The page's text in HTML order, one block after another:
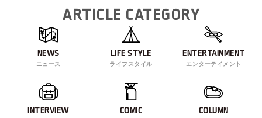
ARTICLE CATEGORY
NEWS
ニュース
LIFE STYLE
ライフスタイル
ENTERTAINMENT
エンターテイメント
INTERVIEW COMIC COLUMN